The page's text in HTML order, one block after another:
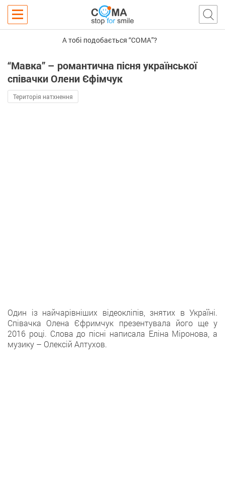
А тобі подобається “COMA”?
“Мавка” – романтична пісня української
співачки Олени Єфімчук
Територія натхнення
Один із найчарівніших відеокліпів, знятих в Україні.
Співачка Олена Єфримчук презентувала його ще у
2016 році. Слова до пісні написала Еліна Міронова, а
музику – Олексій Алтухов.